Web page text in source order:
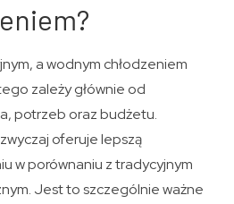
a wodnym chłodzeniem
zależy głównie od
potrzeb oraz budżetu.
oferuje lepszą
w porównaniu z tradycyjnym
Jest to szczególnie ważne